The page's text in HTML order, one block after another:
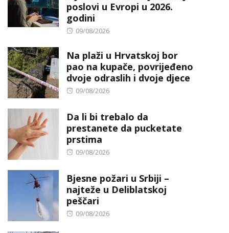
poslovi u Evropi u 2026.
godini
Posted
09/08/2026
Na plaži u Hrvatskoj bor
pao na kupače, povrijeđeno
dvoje odraslih i dvoje djece
Posted
09/08/2026
Da li bi trebalo da
prestanete da pucketate
prstima
Posted
09/08/2026
Bjesne požari u Srbiji –
najteže u Deliblatskoj
peščari
Posted
09/08/2026